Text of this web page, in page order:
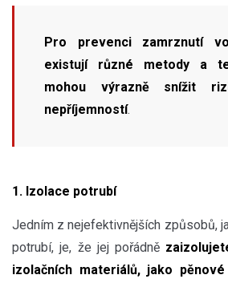
Pro prevenci zamrznutí
existují různé metody a
mohou výrazně snížit
nepříjemností.
1. Izolace potrubí
Jedním z nejefektivnějších způsobů,
potrubí, je, že jej pořádně
izolačních materiálů, jako